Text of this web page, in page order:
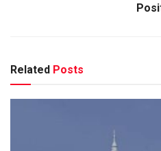
Related Posts